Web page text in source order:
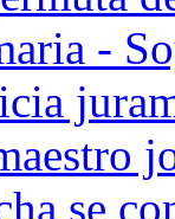
-
se